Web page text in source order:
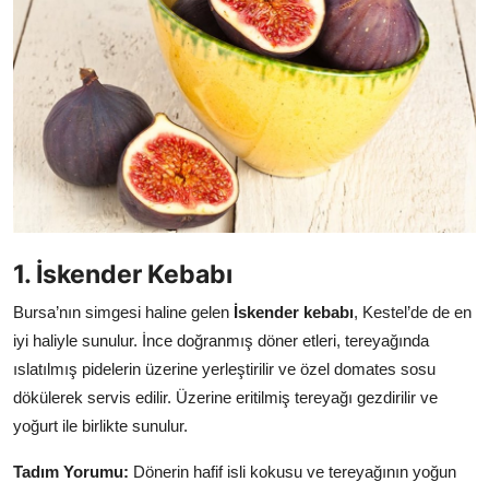
Yöresel Tarifler & Ev Yemekleri
Gıda Güvenliği & Sağlık
İçecek Kültürü & Rehberleri
Popüler Kültür & Mutfak Tarihi
Mutfak Temizliği & Pratik Bilgiler
Anne & Bebek Beslenmesi
Mutfak Sırları & Teknikler
Gıda Sözlüğü & Nedir?
Yemek Tarifleri & Menüler
1. İskender Kebabı
Bursa’nın simgesi haline gelen İskender kebabı, Kestel’de de en
iyi haliyle sunulur. İnce doğranmış döner etleri, tereyağında
ıslatılmış pidelerin üzerine yerleştirilir ve özel domates sosu
dökülerek servis edilir. Üzerine eritilmiş tereyağı gezdirilir ve
yoğurt ile birlikte sunulur.
Tadım Yorumu: Dönerin hafif isli kokusu ve tereyağının yoğun